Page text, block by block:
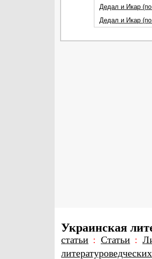
Дедал и Икар
Дедал и Икар
Украинская
статьи : Статьи: